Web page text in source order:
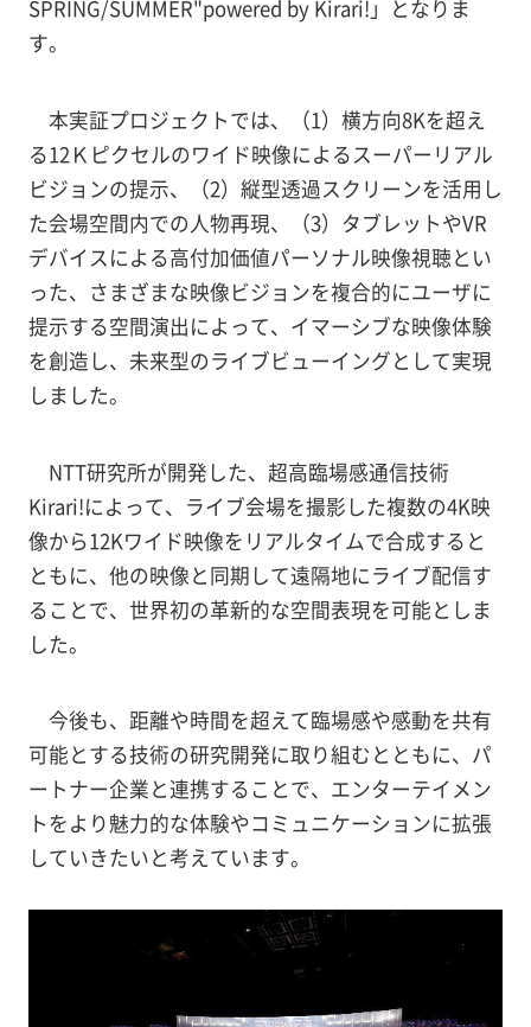
SPRING/SUMMER"powered by Kirari!」となりま
す。
本実証プロジェクトでは、（1）横方向8Kを超え
る12Ｋピクセルのワイド映像によるスーパーリアル
ビジョンの提示、（2）縦型透過スクリーンを活用し
た会場空間内での人物再現、（3）タブレットやVR
デバイスによる高付加価値パーソナル映像視聴とい
った、さまざまな映像ビジョンを複合的にユーザに
提示する空間演出によって、イマーシブな映像体験
を創造し、未来型のライブビューイングとして実現
しました。
NTT研究所が開発した、超高臨場感通信技術
Kirari!によって、ライブ会場を撮影した複数の4K映
像から12Kワイド映像をリアルタイムで合成すると
ともに、他の映像と同期して遠隔地にライブ配信す
ることで、世界初の革新的な空間表現を可能としま
した。
今後も、距離や時間を超えて臨場感や感動を共有
可能とする技術の研究開発に取り組むとともに、パ
ートナー企業と連携することで、エンターテイメン
トをより魅力的な体験やコミュニケーションに拡張
していきたいと考えています。